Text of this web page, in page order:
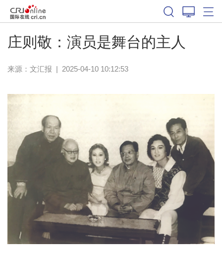
庄则敬：演员是舞台的主人
来源： 文汇报 | 2025-04-10 10:12:53